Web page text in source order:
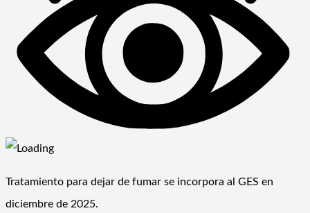
Tratamiento para dejar de fumar se incorpora al GES en
diciembre de 2025.